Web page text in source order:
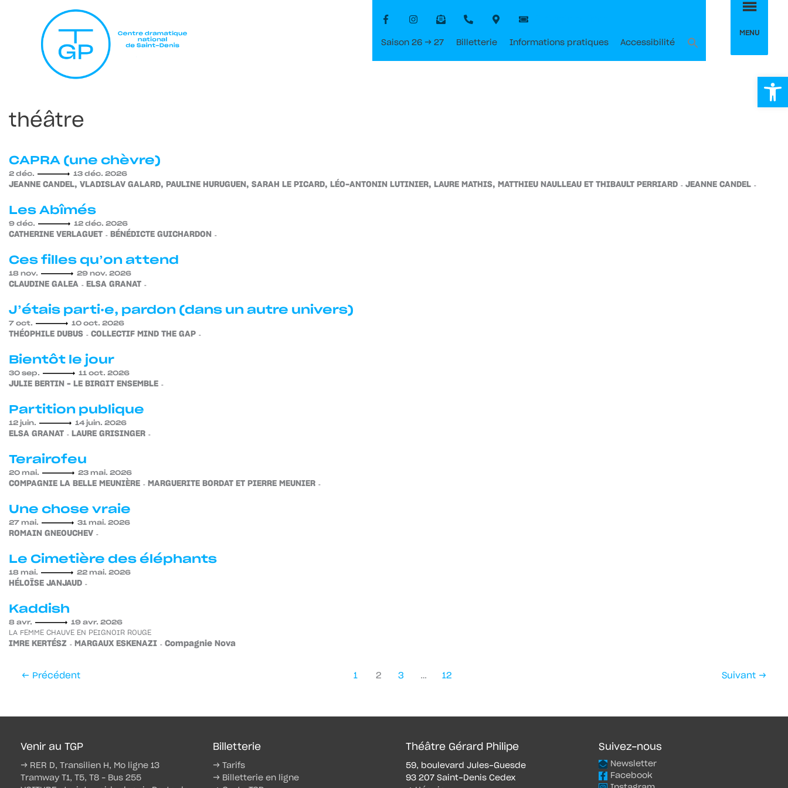
Saison 26 → 27 Billetterie Informations pratiques Accessibilité
MENU
théâtre
CAPRA (une chèvre)
2 déc. 13 déc. 2026
JEANNE CANDEL, VLADISLAV GALARD, PAULINE HURUGUEN, SARAH LE PICARD, LÉO-ANTONIN LUTINIER, LAURE MATHIS, MATTHIEU NAULLEAU ET THIBAULT PERRIARD JEANNE CANDEL
Les Abîmés
9 déc. 12 déc. 2026
CATHERINE VERLAGUET BÉNÉDICTE GUICHARDON
Ces filles qu’on attend
18 nov. 29 nov. 2026
CLAUDINE GALEA ELSA GRANAT
J’étais parti·e, pardon (dans un autre univers)
7 oct. 10 oct. 2026
THÉOPHILE DUBUS COLLECTIF MIND THE GAP
Bientôt le jour
30 sep. 11 oct. 2026
JULIE BERTIN – LE BIRGIT ENSEMBLE
Partition publique
12 juin. 14 juin. 2026
ELSA GRANAT LAURE GRISINGER
Terairofeu
20 mai. 23 mai. 2026
COMPAGNIE LA BELLE MEUNIÈRE MARGUERITE BORDAT ET PIERRE MEUNIER
Une chose vraie
27 mai. 31 mai. 2026
ROMAIN GNEOUCHEV
Le Cimetière des éléphants
18 mai. 22 mai. 2026
HÉLOÏSE JANJAUD
Kaddish
8 avr. 19 avr. 2026
LA FEMME CHAUVE EN PEIGNOIR ROUGE
IMRE KERTÉSZ MARGAUX ESKENAZI Compagnie Nova
← Précédent 1 2 3 … 12 Suivant →
Venir au TGP
→ RER D, Transilien H, Mo ligne 13
Tramway T1, T5, T8 – Bus 255
Billetterie
→ Tarifs
→ Billetterie en ligne
Théâtre Gérard Philipe
59, boulevard Jules-Guesde
93 207 Saint-Denis Cedex
Suivez-nous
Newsletter
Facebook